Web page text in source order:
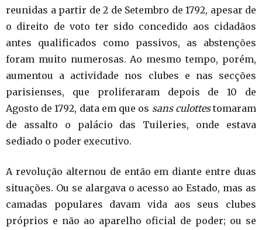
reunidas a partir de 2 de Setembro de 1792, apesar de
o direito de voto ter sido concedido aos cidadãos
antes qualificados como passivos, as abstenções
foram muito numerosas. Ao mesmo tempo, porém,
aumentou a actividade nos clubes e nas secções
parisienses, que proliferaram depois de 10 de
Agosto de 1792, data em que os sans culottestomaram
de assalto o palácio das Tuileries, onde estava
sediado o poder executivo.
A revolução alternou de então em diante entre duas
situações. Ou se alargava o acesso ao Estado, mas as
camadas populares davam vida aos seus clubes
próprios e não ao aparelho oficial de poder; ou se